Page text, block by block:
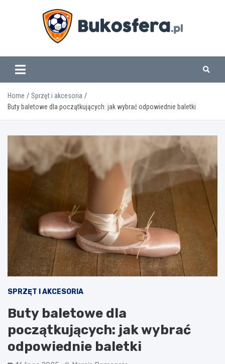
www.bukosfera.pl
Home
Sprzęt i akcesoria
Buty baletowe dla początkujących: jak wybrać odpowiednie baletki
SPRZĘT I AKCESORIA
Buty baletowe dla
początkujących: jak wybrać
odpowiednie baletki